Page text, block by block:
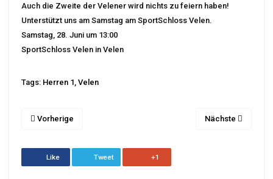
Auch die Zweite der Velener wird nichts zu feiern haben!
Unterstützt uns am Samstag am SportSchloss Velen.
Samstag, 28. Juni um 13:00
SportSchloss Velen in Velen
Tags: Herren 1 Velen
Vorherige Nächste
Like Tweet +1